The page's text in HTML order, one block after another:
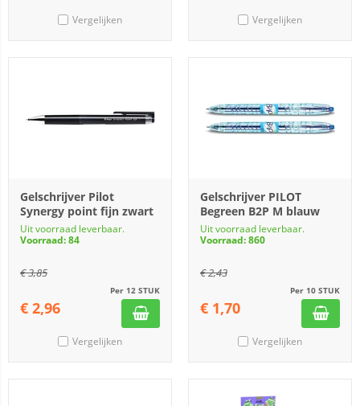
Vergelijken Vergelijken
Gelschrijver Pilot
Synergy point fijn zwart
Uit voorraad leverbaar.
Voorraad: 84
€3,85
Per 12 STUK
€ 2,96
Vergelijken
Gelschrijver PILOT
Begreen B2P M blauw
Uit voorraad leverbaar.
Voorraad: 860
€2,43
Per 10 STUK
€ 1,70
Vergelijken